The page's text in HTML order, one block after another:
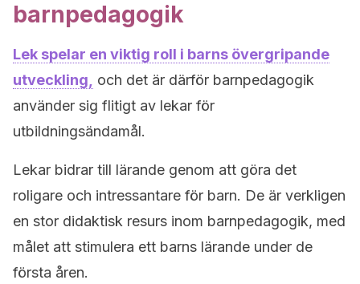
barnpedagogik
Lek spelar en viktig roll i barns övergripande
utveckling,
och det är därför barnpedagogik
använder sig flitigt av lekar för
utbildningsändamål.
Lekar bidrar till lärande genom att göra det
roligare och intressantare för barn. De är verkligen
en stor didaktisk resurs inom barnpedagogik, med
målet att stimulera ett barns lärande under de
första åren.